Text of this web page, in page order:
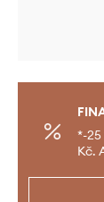
*-25
Kč.